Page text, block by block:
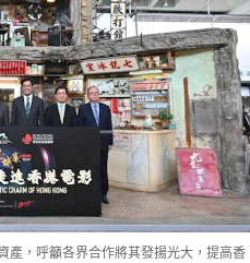
產，呼籲各界合作將其發揚光大，提高香